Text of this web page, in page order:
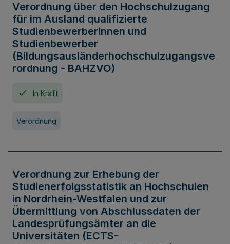
Verordnung über den Hochschulzugang
für im Ausland qualifizierte
Studienbewerberinnen und
Studienbewerber
(Bildungsausländerhochschulzugangsve
rordnung - BAHZVO)
In Kraft
Verordnung
Verordnung zur Erhebung der
Studienerfolgsstatistik an Hochschulen
in Nordrhein-Westfalen und zur
Übermittlung von Abschlussdaten der
Landesprüfungsämter an die
Universitäten (ECTS-